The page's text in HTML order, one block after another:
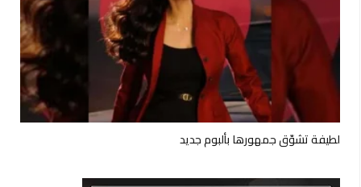
لطيفة تشوّق جمهورها بألبوم جديد